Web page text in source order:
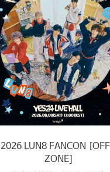
2026 LUN8 FANCON
ZONE]